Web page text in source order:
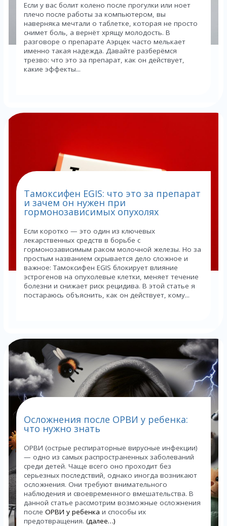
Если у вас болит колено после прогулки или ноет
плечо после работы за компьютером, вы
наверняка мечтали о таблетке, которая не просто
снимет боль, а вернёт хрящу молодость. В
разговоре о препарате Аэрцек часто мелькает
именно такая надежда. Давайте разберёмся
трезво: что это за препарат, как он действует,
какие эффекты...
Тамоксифен EGIS: что это за препарат
и зачем он нужен при
гормонозависимых опухолях
Если коротко — это один из ключевых
лекарственных средств в борьбе с
гормонозависимым раком молочной железы. Но за
простым названием скрывается дело сложное и
важное: Тамоксифен EGIS блокирует влияние
эстрогенов на опухолевые клетки, меняет течение
болезни и снижает риск рецидива. В этой статье я
постараюсь объяснить, как он действует, кому...
Осложнения после ОРВИ у ребенка:
что нужно знать
ОРВИ (острые респираторные вирусные инфекции)
— одно из самых распространенных заболеваний
среди детей. Чаще всего оно проходит без
серьезных последствий, однако иногда возникают
осложнения. Они требуют внимательного
наблюдения и своевременного вмешательства. В
данной статье рассмотрим возможные осложнения
после ОРВИ у ребенка и способы их
предотвращения. (далее…)